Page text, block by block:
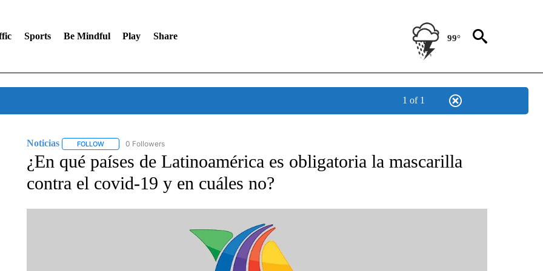
Sports Be Mindful Play Share 99°
1 of 1
Noticias FOLLOWFOLLOW "NOTICIAS" TO RECEIVE NOTIFICATIONS ABOUT NEW PAGES ON "NOTICIAS".
0 Followers
¿En qué países de Latinoamérica es obligatoria la mascarilla
contra el covid-19 y en cuáles no?